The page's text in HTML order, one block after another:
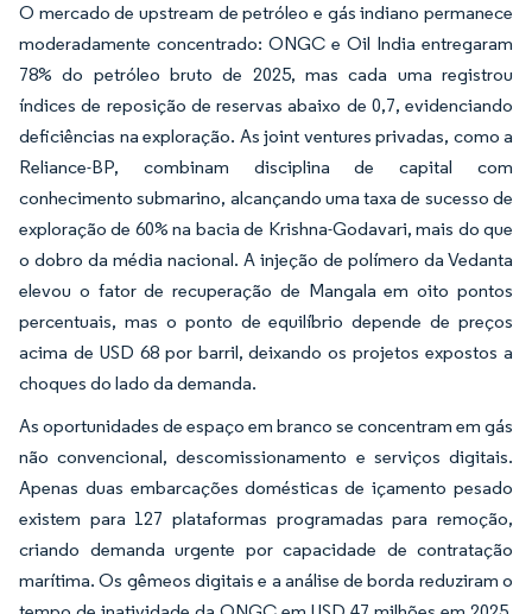
O mercado de upstream de petróleo e gás indiano permanece
moderadamente concentrado: ONGC e Oil India entregaram
78% do petróleo bruto de 2025, mas cada uma registrou
índices de reposição de reservas abaixo de 0,7, evidenciando
deficiências na exploração. As joint ventures privadas, como a
Reliance-BP, combinam disciplina de capital com
conhecimento submarino, alcançando uma taxa de sucesso de
exploração de 60% na bacia de Krishna-Godavari, mais do que
o dobro da média nacional. A injeção de polímero da Vedanta
elevou o fator de recuperação de Mangala em oito pontos
percentuais, mas o ponto de equilíbrio depende de preços
acima de USD 68 por barril, deixando os projetos expostos a
choques do lado da demanda.
As oportunidades de espaço em branco se concentram em gás
não convencional, descomissionamento e serviços digitais.
Apenas duas embarcações domésticas de içamento pesado
existem para 127 plataformas programadas para remoção,
criando demanda urgente por capacidade de contratação
marítima. Os gêmeos digitais e a análise de borda reduziram o